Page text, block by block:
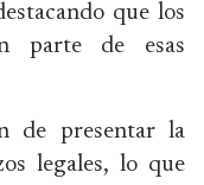
que los
parte de esas
de presentar la
legales, lo que